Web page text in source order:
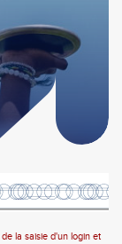
la saisie d'un login et